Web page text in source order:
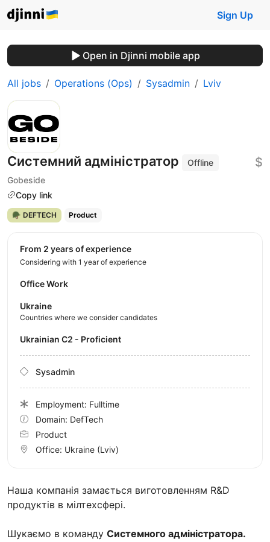
Sign Up
Open in Djinni mobile app
All jobs Operations (Ops) Sysadmin Lviv
Системний адміністратор
Offline
Gobeside
Copy link
$
🪖 DEFTECH Product
Наша компанія замається виготовленням R&D
продуктів в мілтехсфері.
Шукаємо в команду Системного адміністратора.
from 2 years of experience
Considering with 1 year of experience
Office Work
Ukraine
Countries where we consider candidates
Ukrainian C2 - Proficient
Sysadmin
Employment: Fulltime
Domain: DefTech
Product
Office: Ukraine (Lviv)